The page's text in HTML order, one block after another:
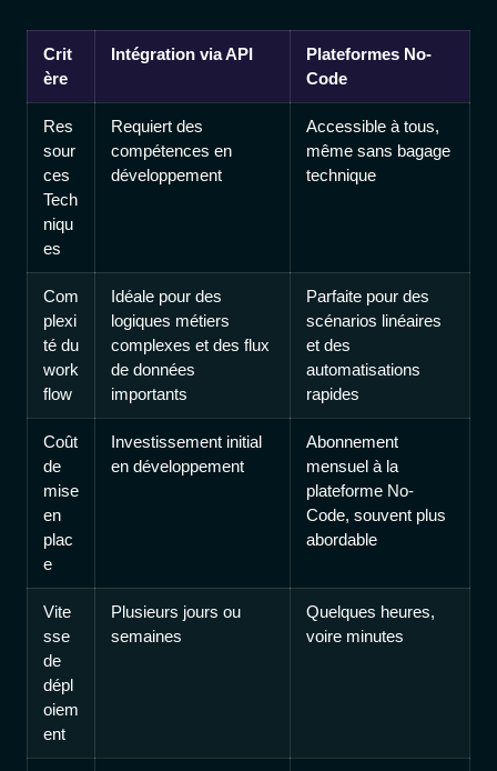
Crit
ère
Intégration via API
Plateformes No-
Code
Res
sour
ces
Tech
niqu
es
Requiert des
compétences en
développement
Accessible à tous,
même sans bagage
technique
Com
plexi
té du
work
flow
Idéale pour des
logiques métiers
complexes et des flux
de données
importants
Parfaite pour des
scénarios linéaires
et des
automatisations
rapides
Coût
de
mise
en
plac
e
Investissement initial
en développement
Abonnement
mensuel à la
plateforme No-
Code, souvent plus
abordable
Vite
sse
de
dépl
oiem
ent
Plusieurs jours ou
semaines
Quelques heures,
voire minutes